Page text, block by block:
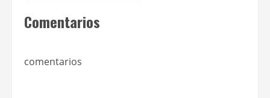
Comentarios
comentarios